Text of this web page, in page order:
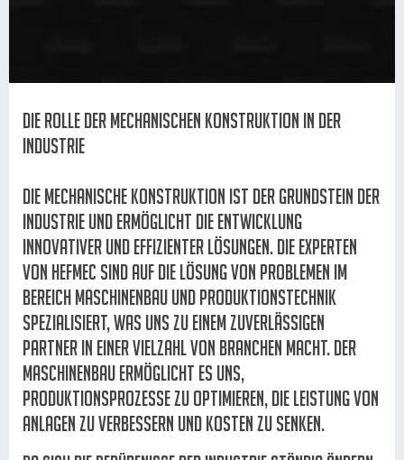
Die Rolle der mechanischen Konstruktion in der
Industrie
Die mechanische Konstruktion ist der Grundstein der
Industrie und ermöglicht die Entwicklung
innovativer und effizienter Lösungen. Die Experten
von Hefmec sind auf die Lösung von Problemen im
Bereich Maschinenbau und Produktionstechnik
spezialisiert, was uns zu einem zuverlässigen
Partner in einer Vielzahl von Branchen macht. Der
Maschinenbau ermöglicht es uns,
Produktionsprozesse zu optimieren, die Leistung von
Anlagen zu verbessern und Kosten zu senken.